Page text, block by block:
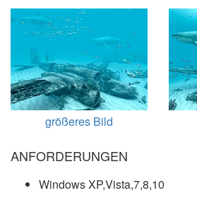
größeres Bild
ANFORDERUNGEN
Windows XP,Vista,7,8,10